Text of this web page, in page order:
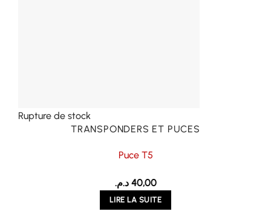
Rupture de stock
TRANSPONDERS ET PUCES
Puce T5
40,00 د.م.
LIRE LA SUITE